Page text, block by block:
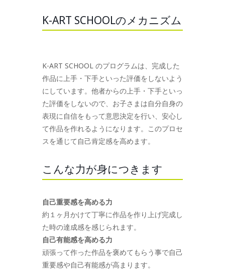
K-ART SCHOOLのメカニズム
K-ART SCHOOL のプログラムは、完成した
作品に上手・下手といった評価をしないよう
にしています。他者からの上手・下手といっ
た評価をしないので、お子さまは自分自身の
表現に自信をもって意思決定を行い、安心し
て作品を作れるようになります。このプロセ
スを通じて自己肯定感を高めます。
こんな力が身につきます
自己重要感を高める力
約１ヶ月かけて丁寧に作品を作り上げ完成し
た時の達成感を感じられます。
自己有能感を高める力
頑張って作った作品を褒めてもらう事で自己
重要感や自己有能感が高まります。